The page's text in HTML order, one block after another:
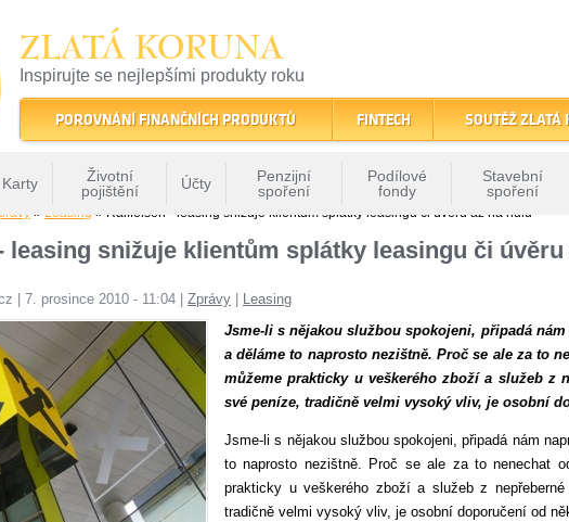
ZLATÁ KORUNA
Inspirujte se nejlepšími produkty roku
22 let tradice a kvality na finančním trhu
POROVNÁNÍ FINANČNÍCH PRODUKTŮ FINTECH SOUTĚŽ ZLATÁ
Karty
Životní
pojištění
Účty
Penzijní
spoření
Podílové
fondy
Stavební
spoření
» Leasing » Raiffeisen - leasing snižuje klientům splátky leasingu či úvěru až na nulu
leasing snižuje klientům splátky leasingu či úvěru
7. prosince 2010 - 11:04 Zprávy
Leasing
Jsme-li s nějakou službou spokojeni, připadá
a děláme to naprosto nezištně. Proč se ale za to
můžeme prakticky u veškerého zboží a služeb z
své peníze, tradičně velmi vysoký vliv, je osobní
Jsme-li s nějakou službou spokojeni, připadá nám
to naprosto nezištně. Proč se ale za to nenechat
prakticky u veškerého zboží a služeb z
tradičně velmi vysoký vliv, je osobní doporučení od